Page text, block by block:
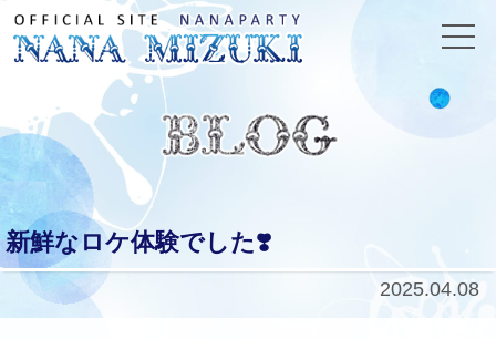
新鮮なロケ体験でした❣️
2025.04.08